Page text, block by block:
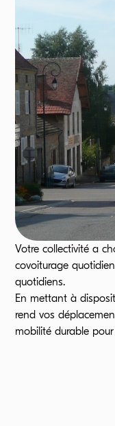
Votre collectivité a
covoiturage
quotidiens.
En mettant à
rend vos
mobilité durable